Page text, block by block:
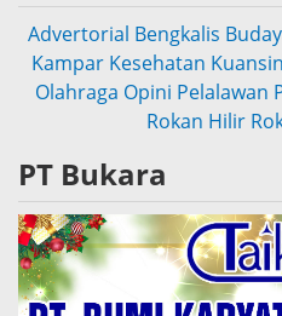
Advertorial Bengkalis
Kampar Kesehatan
Olahraga Opini Pelalawan
Rokan Hilir
PT Bukara